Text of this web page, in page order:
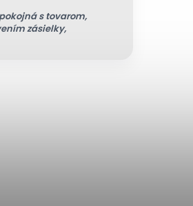
s tovarom,
zásielky,